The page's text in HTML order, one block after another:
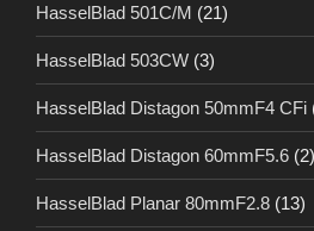
HasselBlad 501C/M (21)
HasselBlad 503CW (3)
HasselBlad Distagon 50mmF4 CFi
HasselBlad Distagon 60mmF5.6 (2)
HasselBlad Planar 80mmF2.8 (13)